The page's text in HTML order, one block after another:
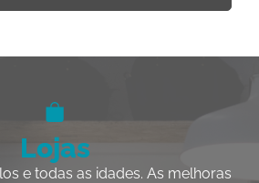
Lojas
e todas as idades. As melhoras